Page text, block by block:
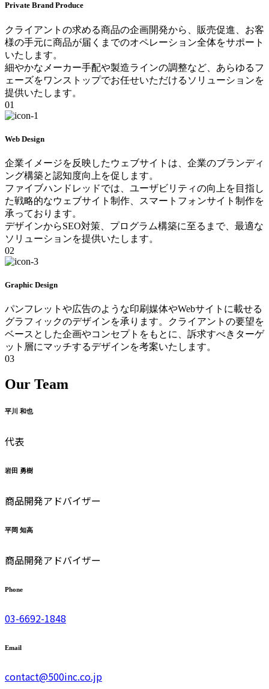
Private Brand Produce
クライアントの求める商品の企画開発から、販売促進、お客
様の手元に商品が届くまでのオペレーション全体をサポート
いたします。
細やかなメーカー手配や製造ラインの調整など、あらゆるフ
ェーズをワンストップでお任せいただけるソリューションを
提供いたします。
01
Web Design
企業イメージを反映したウェブサイトは、企業のブランディ
ング構築と認知度向上を促します。
ファイブハンドレッドでは、ユーザビリティの向上を目指し
た戦略的なウェブサイト制作、スマートフォンサイト制作を
承っております。
デザインからSEO対策、プログラム構築に至るまで、最適な
ソリューションを提供いたします。
02
Graphic Design
パンフレットや広告のような印刷媒体やWebサイトに載せる
グラフィックのデザインを承ります。クライアントの要望を
ベースとした企画やコンセプトをもとに、訴求すべきターゲ
ット層にマッチするデザインを考案いたします。
03
Our Team
平川 和也
代表
岩田 勇樹
商品開発アドバイザー
平岡 知高
商品開発アドバイザー
Phone
03-6692-1848
Email
contact@500inc.co.jp